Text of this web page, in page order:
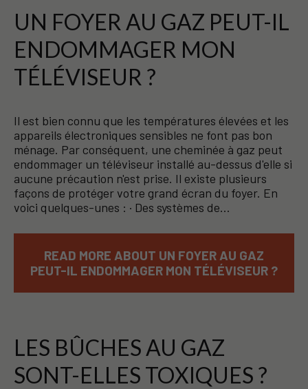
UN FOYER AU GAZ PEUT-IL
ENDOMMAGER MON
TÉLÉVISEUR ?
Il est bien connu que les températures élevées et les
appareils électroniques sensibles ne font pas bon
ménage. Par conséquent, une cheminée à gaz peut
endommager un téléviseur installé au-dessus d'elle si
aucune précaution n'est prise. Il existe plusieurs
façons de protéger votre grand écran du foyer. En
voici quelques-unes : · Des systèmes de…
READ MORE ABOUT UN FOYER AU GAZ
PEUT-IL ENDOMMAGER MON TÉLÉVISEUR ?
LES BÛCHES AU GAZ
SONT-ELLES TOXIQUES ?